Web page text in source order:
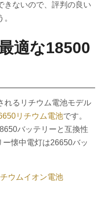
きないので、評判の良い
適な18500
れるリチウム電池モデル
リチウム電池です。
バッテリーと互換性
懐中電灯は26650バッ
ウムイオン電池